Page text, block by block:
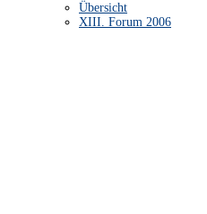
Übersicht
XIII. Forum 2006